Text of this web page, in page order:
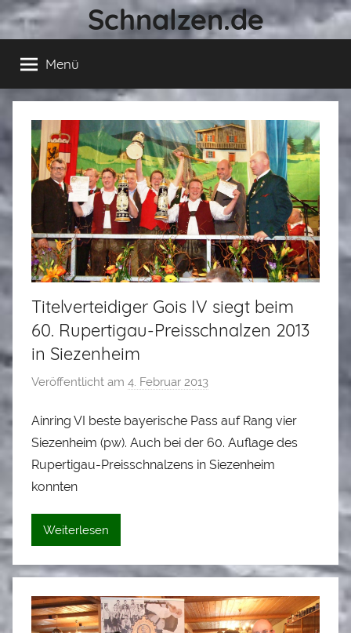
Zum
springen
Schnalzen.de
Menü
Titelverteidiger Gois IV siegt beim
60. Rupertigau-Preisschnalzen 2013
in Siezenheim
Veröffentlicht am 4. Februar 2013
n
L
o
Ainring VI beste bayerische Pass auf Rang vier
Siezenheim (pw). Auch bei der 60. Auflage des
Rupertigau-Preisschnalzens in Siezenheim
konnten
Weiterlesen